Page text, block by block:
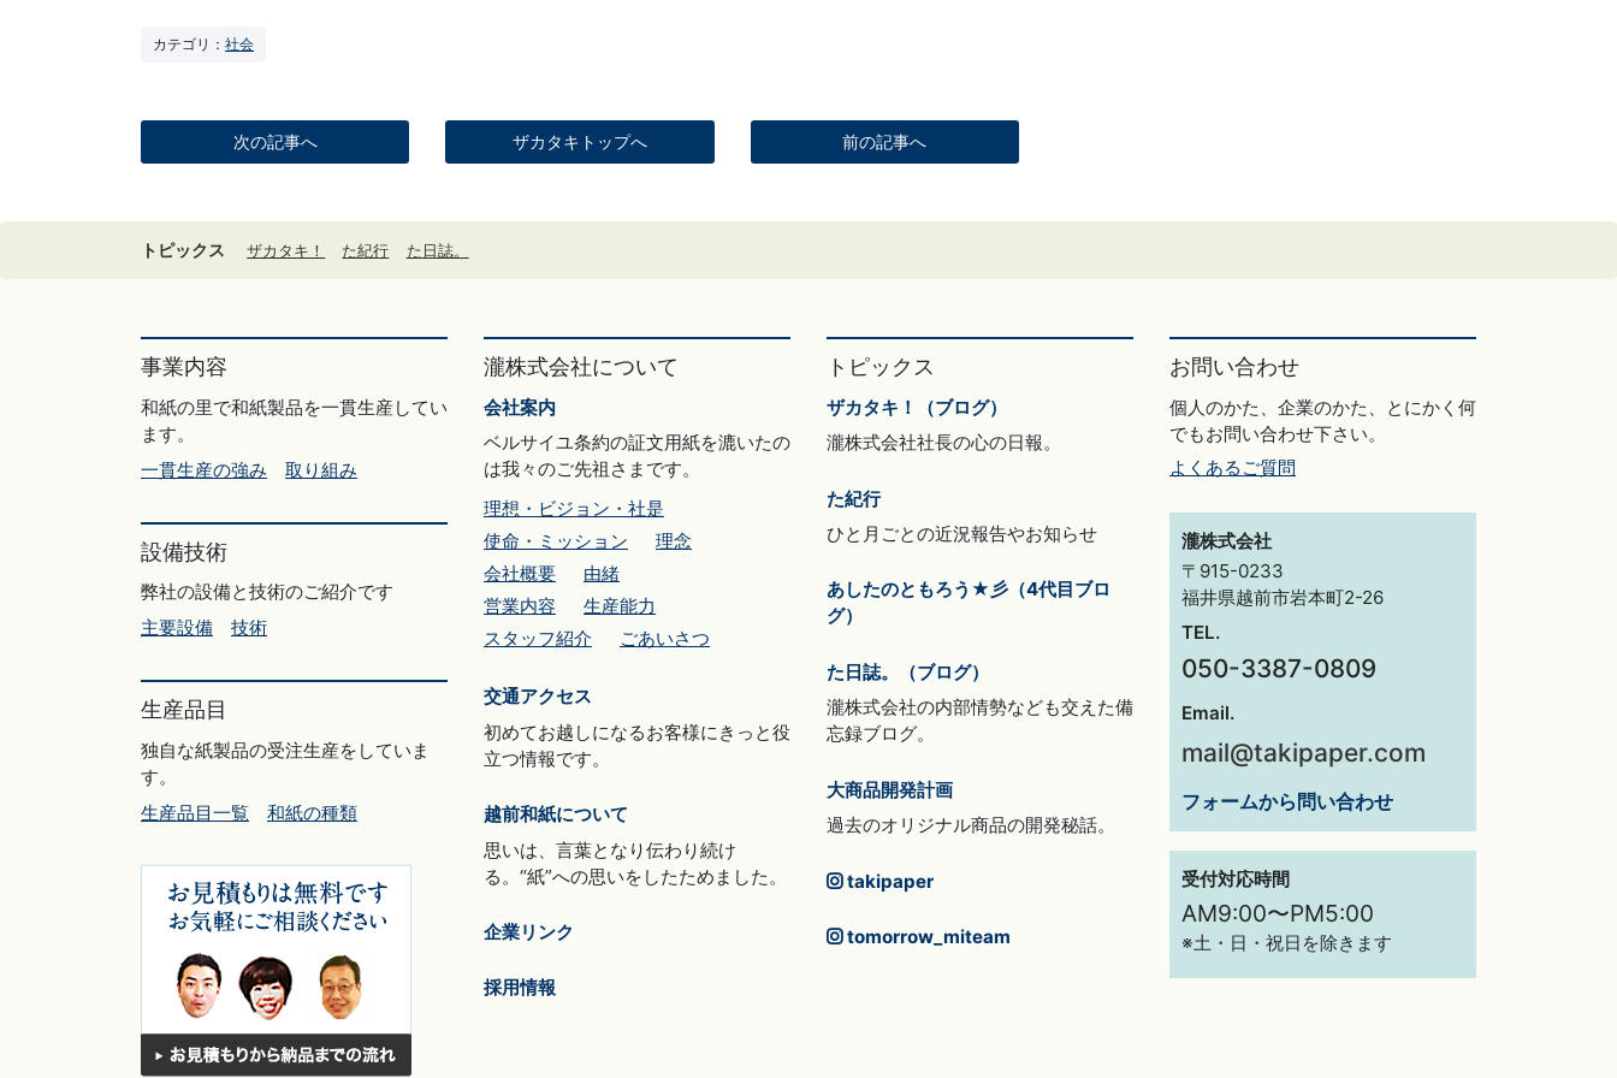
カテゴリ： 社会
次の記事へ ザカタキトップへ 前の記事へ
トピックス ザカタキ！ た紀行 た日誌。
事業内容
和紙の里で和紙製品を一貫生産してい
ます。
一貫生産の強み
取り組み
設備技術
弊社の設備と技術のご紹介です
主要設備
技術
生産品目
独自な紙製品の受注生産をしていま
す。
生産品目一覧
和紙の種類
瀧株式会社について
会社案内
ベルサイユ条約の証文用紙を漉いたの
は我々のご先祖さまです。
理想・ビジョン・社是
使命・ミッション
理念
会社概要
由緒
営業内容
生産能力
スタッフ紹介
ごあいさつ
交通アクセス
初めてお越しになるお客様にきっと役
立つ情報です。
越前和紙について
思いは、言葉となり伝わり続け
る。“紙”への思いをしたためました。
企業リンク
採用情報
トピックス
ザカタキ！（ブログ）
瀧株式会社社長の心の日報。
た紀行
ひと月ごとの近況報告やお知らせ
あしたのともろう★彡（4代目ブロ
グ）
た日誌。（ブログ）
瀧株式会社の内部情勢なども交えた備
忘録ブログ。
大商品開発計画
過去のオリジナル商品の開発秘話。
takipaper
tomorrow_miteam
お問い合わせ
個人のかた、企業のかた、とにかく何
でもお問い合わせ下さい。
よくあるご質問
瀧株式会社
〒915-0233
福井県越前市岩本町2-26
TEL.
050-3387-0809
Email.
mail@takipaper.com
フォームから問い合わせ
受付対応時間
AM9:00〜PM5:00
※土・日・祝日を除きます